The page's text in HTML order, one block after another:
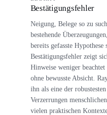
Bestätigungsfehler
Neigung, Belege so zu
bestehende
bereits gefasste Hypothese
Bestätigungsfehler zeigt
Hinweise weniger
ohne bewusste Absicht.
ihn als eine der
Verzerrungen
vielen praktischen